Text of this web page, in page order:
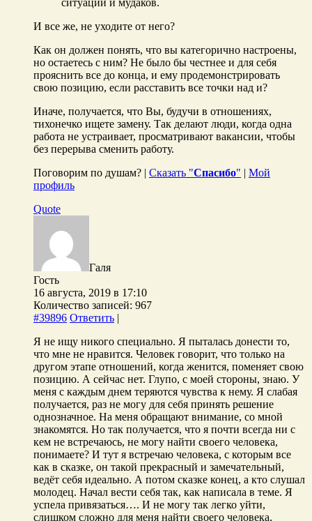
И все же, не уходите от него?
Как он должен понять, что вы категорично настроены,
но остаетесь с ним? Не было бы честнее и для себя
прояснить все до конца, и ему продемонстрировать
свою позицию, если расставить все точки над и?
Иначе, получается, что Вы, будучи в отношениях,
тихонечко ищете замену. Так делают люди, когда одна
работа не устраивает, просматривают вакансии, чтобы
без перерыва сменить работу.
Поговорим по душам? | Сказать "Спасибо" | Мой
профиль
Quote
Галя
Гость
16 августа, 2019 в 17:10
Количество записей: 967
#39896 Ответить |
Я не ищу никого специально. Я пыталась донести то,
что мне не нравится. Человек говорит, что только на
другом этапе отношений, когда женится, поменяет свою
позицию. А сейчас нет. Глупо, с моей стороны, знаю. У
меня с каждым днем теряются чувства к нему. Я слабая
получается, раз не могу для себя принять решение
однозначное. На меня обращают внимание, со мной
знакомятся. Но так получается, что я почти всегда ни с
кем не встречаюсь, не могу найти своего человека,
понимаете? И тут я встречаю человека, с которым все
как в сказке, он такой прекрасный и замечательный,
ведёт себя идеально. А потом сказке конец, а кто слушал
молодец. Начал вести себя так, как написала в теме. Я
успела привязаться…. И не могу так легко уйти,
слишком сложно для меня найти своего человека,